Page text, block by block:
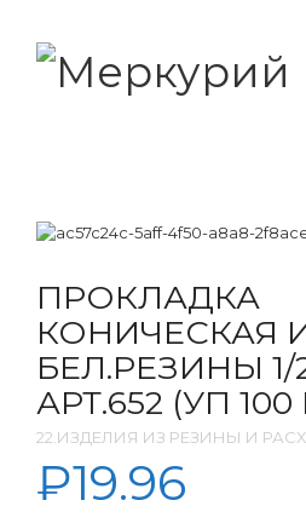
ПРОКЛАДКА
КОНИЧЕСКАЯ
БЕЛ.РЕЗИНЫ 1/
АРТ.652 (УП
22.ИЗДЕЛИЯ ИЗ РЕЗИНЫ И
₽19.96